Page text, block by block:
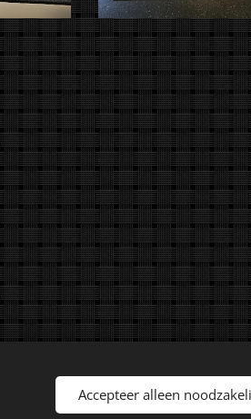
Alle rechten voorbehouden.
Accepteer alleen